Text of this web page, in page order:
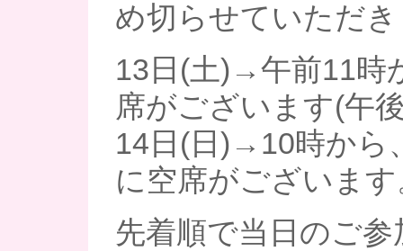
め切らせていただ
13日(土)→午前11時
席がございます(午
14日(日)→10時から
に空席がございます
先着順で当日のご